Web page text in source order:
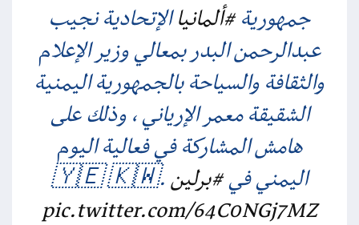
جمهورية#ألمانياالإتحادية نجيب
عبدالرحمن البدر بمعالي وزير الإعلام
والثقافة والسياحة بالجمهورية اليمنية
الشقيقة معمر الإرياني ، وذلك على
هامش المشاركة في فعالية اليوم
اليمني في#برلين.🇾🇪 🇰🇼
pic.twitter.com/64C0NGj7MZ